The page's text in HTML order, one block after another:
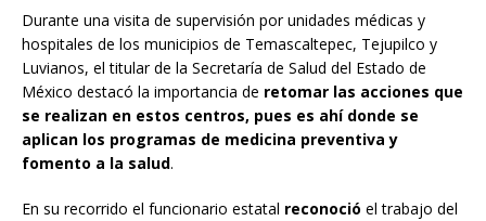
Durante una visita de supervisión por unidades médicas y
hospitales de los municipios de Temascaltepec, Tejupilco y
Luvianos, el titular de la Secretaría de Salud del Estado de
México destacó la importancia de retomar las acciones que
se realizan en estos centros, pues es ahí donde se
aplican los programas de medicina preventiva y
fomento a la salud.
En su recorrido el funcionario estatal reconoció el trabajo del